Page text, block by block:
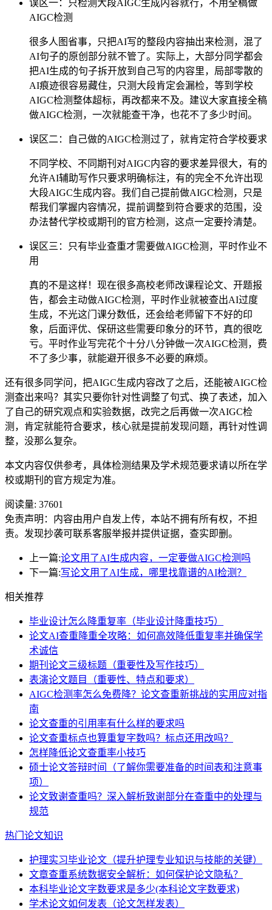
误区一：只检测大段AIGC生成内容就行，不用全稿做
AIGC检测
很多人图省事，只把AI写的整段内容抽出来检测，混了
AI句子的原创部分就不管了。实际上，大部分同学都会
把AI生成的句子拆开放到自己写的内容里，局部零散的
AI痕迹很容易藏住，只测大段肯定会漏检，等到学校
AIGC检测整体超标，再改都来不及。建议大家直接全稿
做AIGC检测，一次就能查干净，也花不了多少时间。
误区二：自己做的AIGC检测过了，就肯定符合学校要求
不同学校、不同期刊对AIGC内容的要求差异很大，有的
允许AI辅助写作只要求明确标注，有的完全不允许出现
大段AIGC生成内容。我们自己提前做AIGC检测，只是
帮我们掌握内容情况，提前调整到符合要求的范围，没
办法替代学校或期刊的官方检测，这点一定要拎清楚。
误区三：只有毕业查重才需要做AIGC检测，平时作业不
用
真的不是这样！现在很多高校老师改课程论文、开题报
告，都会主动做AIGC检测，平时作业就被查出AI过度
生成，不光这门课分数低，还会给老师留下不好的印
象，后面评优、保研这些需要印象分的环节，真的很吃
亏。平时作业写完花个十分八分钟做一次AIGC检测，费
不了多少事，就能避开很多不必要的麻烦。
还有很多同学问，把AIGC生成内容改了之后，还能被AIGC检
测查出来吗？其实只要你针对性调整了句式、换了表述，加入
了自己的研究观点和实验数据，改完之后再做一次AIGC检
测，肯定就能符合要求，核心就是提前发现问题，再针对性调
整，没那么复杂。
本文内容仅供参考，具体检测结果及学术规范要求请以所在学
校或期刊的官方规定为准。
阅读量: 37601
免责声明：内容由用户自发上传，本站不拥有所有权，不担
责。发现抄袭可联系客服举报并提供证据，查实即删。
上一篇:论文用了AI生成内容，一定要做AIGC检测吗
下一篇:写论文用了AI生成，哪里找靠谱的AI检测？
相关推荐
毕业设计怎么降重复率（毕业设计降重技巧）
论文AI查重降重全攻略：如何高效降低重复率并确保学
术诚信
期刊论文三级标题（重要性及写作技巧）
表演论文题目（重要性、特点和要求）
AIGC检测率怎么免费降？论文查重新挑战的实用应对指
南
论文查重的引用率有什么样的要求吗
论文查重标点也算重复字数吗？标点还用改吗？
怎样降低论文查重率小技巧
硕士论文答辩时间（了解你需要准备的时间表和注意事
项）
论文致谢查重吗？深入解析致谢部分在查重中的处理与
规范
热门论文知识
护理实习毕业论文（提升护理专业知识与技能的关键）
文章查重系统数据安全解析：如何保护论文隐私？
本科毕业论文字数要求是多少(本科论文字数要求)
学术论文如何发表（论文怎样发表）